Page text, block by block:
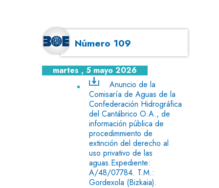
Número 109
martes , 5 mayo 2026
Anuncio de la
Comisaría de Aguas de la
Confederación Hidrográfica
del Cantábrico O.A., de
información pública de
procedimmiento de
extinción del derecho al
uso privativo de las
aguas.Expediente:
A/48/07784. T.M.:
Gordexola (Bizkaia).